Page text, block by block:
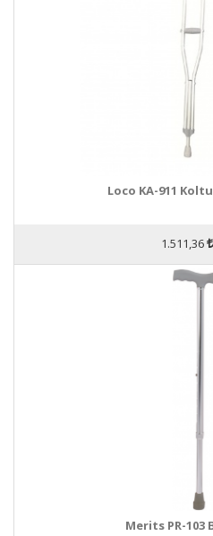
Loco KA-911
1.511,36
Merits PR-103